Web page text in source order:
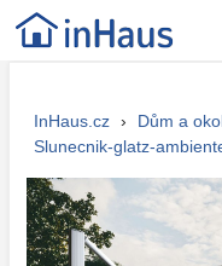
InHaus.cz › Dům a
Slunecnik-glatz-